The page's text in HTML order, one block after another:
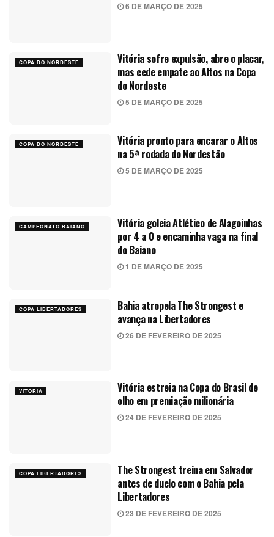
6 DE MARÇO DE 2025
COPA DO NORDESTE
Vitória sofre expulsão, abre o placar,
mas cede empate ao Altos na Copa
do Nordeste
5 DE MARÇO DE 2025
COPA DO NORDESTE
Vitória pronto para encarar o Altos
na 5ª rodada do Nordestão
5 DE MARÇO DE 2025
CAMPEONATO BAIANO
Vitória goleia Atlético de Alagoinhas
por 4 a 0 e encaminha vaga na final
do Baiano
1 DE MARÇO DE 2025
COPA LIBERTADORES
Bahia atropela The Strongest e
avança na Libertadores
26 DE FEVEREIRO DE 2025
VITÓRIA
Vitória estreia na Copa do Brasil de
olho em premiação milionária
24 DE FEVEREIRO DE 2025
COPA LIBERTADORES
The Strongest treina em Salvador
antes de duelo com o Bahia pela
Libertadores
23 DE FEVEREIRO DE 2025